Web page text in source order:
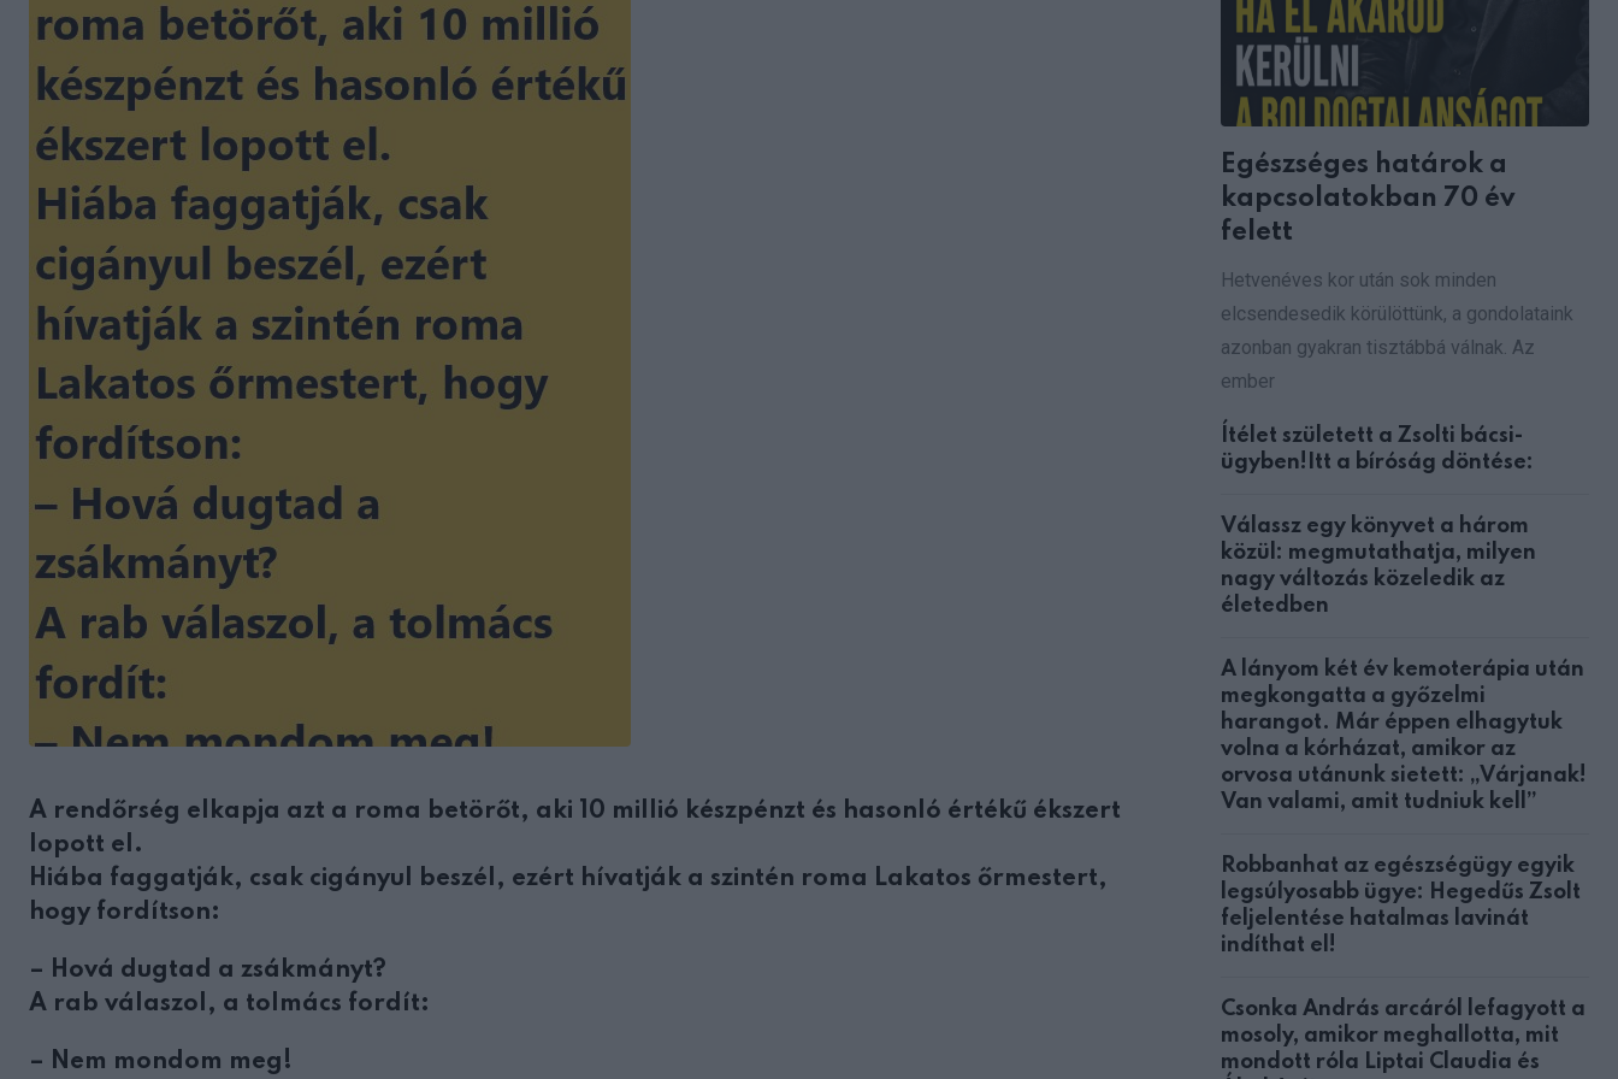
A rendőrség elkapja azt a roma betörőt, aki 10 millió készpénzt és hasonló értékű ékszert
lopott el.
Hiába faggatják, csak cigányul beszél, ezért hívatják a szintén roma Lakatos őrmestert,
hogy fordítson:
– Hová dugtad a zsákmányt?
A rab válaszol, a tolmács fordít:
– Nem mondom meg!
Egészséges határok a
kapcsolatokban 70 év
felett
Hetvenéves kor után sok minden
elcsendesedik körülöttünk, a gondolataink
azonban gyakran tisztábbá válnak. Az
ember
Ítélet született a Zsolti bácsi-
ügyben!Itt a bíróság döntése:
Válassz egy könyvet a három
közül: megmutathatja, milyen
nagy változás közeledik az
életedben
A lányom két év kemoterápia után
megkongatta a győzelmi
harangot. Már éppen elhagytuk
volna a kórházat, amikor az
orvosa utánunk sietett: „Várjanak!
Van valami, amit tudniuk kell”
Robbanhat az egészségügy egyik
legsúlyosabb ügye: Hegedűs Zsolt
feljelentése hatalmas lavinát
indíthat el!
Csonka András arcáról lefagyott a
mosoly, amikor meghallotta, mit
mondott róla Liptai Claudia és